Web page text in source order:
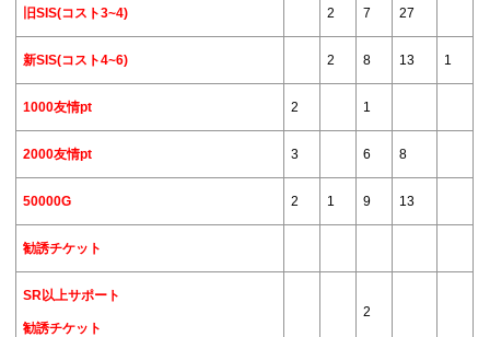
旧SIS(コスト3~4) 2 7 27
新SIS(コスト4~6) 2 8 13 1
1000友情pt 2 1
2000友情pt 3 6 8
50000G 2 1 9 13
勧誘チケット
SR以上サポート
勧誘チケット
2